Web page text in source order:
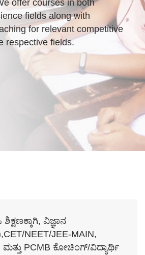
offer courses in both
fields along with
for relevant competitive
respective fields.
ವಿಜ್ಞಾನ
NEET/JEE-MAIN,
ಮತ್ತು PCMB ಕೋಚಿಂಗ್/ವಿದ್ಯಾರ್ಥಿ